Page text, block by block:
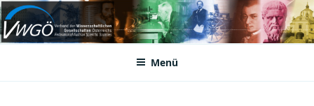
Zum
Inhalt
springenVWGÖ
Federation of Austrian Scientific Societies
Menü